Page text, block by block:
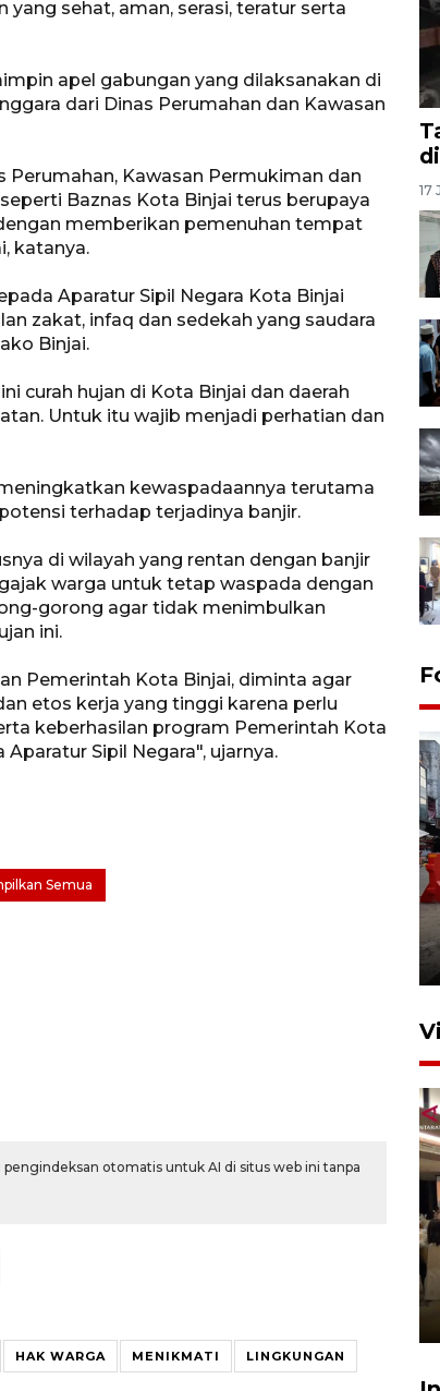
sehat, aman, serasi, teratur serta
apel gabungan yang dilaksanakan di
dari Dinas Perumahan dan Kawasan
Kawasan Permukiman dan
Baznas Kota Binjai terus berupaya
memberikan pemenuhan tempat
katanya.
Aparatur Sipil Negara Kota Binjai
zakat, infaq dan sedekah yang saudara
Binjai.
curah hujan di Kota Binjai dan daerah
Untuk itu wajib menjadi perhatian dan
kewaspadaannya terutama
terhadap terjadinya banjir.
di wilayah yang rentan dengan banjir
warga untuk tetap waspada dengan
gorong agar tidak menimbulkan
ini.
Pemerintah Kota Binjai, diminta agar
etos kerja yang tinggi karena perlu
keberhasilan program Pemerintah Kota
Sipil Negara", ujarnya.
Semua
otomatis untuk AI di situs web ini tanpa
HAK WARGA MENIKMATI LINGKUNGAN
17
Pelaporan SPT Tahunan di